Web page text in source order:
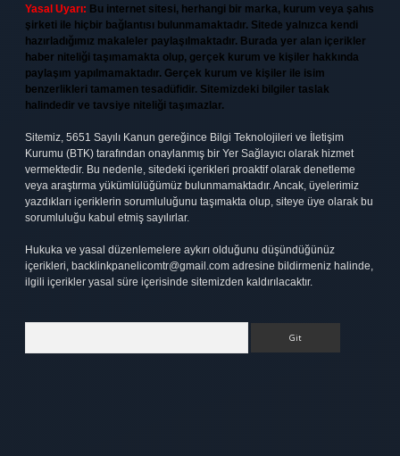
Yasal Uyarı: Bu internet sitesi, herhangi bir marka, kurum veya şahıs
şirketi ile hiçbir bağlantısı bulunmamaktadır. Sitede yalnızca kendi
hazırladığımız makaleler paylaşılmaktadır. Burada yer alan içerikler
haber niteliği taşımamakta olup, gerçek kurum ve kişiler hakkında
paylaşım yapılmamaktadır. Gerçek kurum ve kişiler ile isim
benzerlikleri tamamen tesadüfidir. Sitemizdeki bilgiler taslak
halindedir ve tavsiye niteliği taşımazlar.
Sitemiz, 5651 Sayılı Kanun gereğince Bilgi Teknolojileri ve İletişim
Kurumu (BTK) tarafından onaylanmış bir Yer Sağlayıcı olarak hizmet
vermektedir. Bu nedenle, sitedeki içerikleri proaktif olarak denetleme
veya araştırma yükümlülüğümüz bulunmamaktadır. Ancak, üyelerimiz
yazdıkları içeriklerin sorumluluğunu taşımakta olup, siteye üye olarak bu
sorumluluğu kabul etmiş sayılırlar.
Hukuka ve yasal düzenlemelere aykırı olduğunu düşündüğünüz
içerikleri, backlinkpanelicomtr@gmail.com adresine bildirmeniz halinde,
ilgili içerikler yasal süre içerisinde sitemizden kaldırılacaktır.